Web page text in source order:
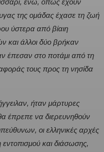
ενώ, όπως έχουν
της ομάδας έχασε τη ζωή
ύστερα από βίαιη
και άλλοι δύο βρήκαν
έπεσαν στο ποτάμι από τη
τους προς τη νησίδα
ήταν μάρτυρες
έπρεπε να διερευνηθούν
οι ελληνικές αρχές
και διάσωσης,